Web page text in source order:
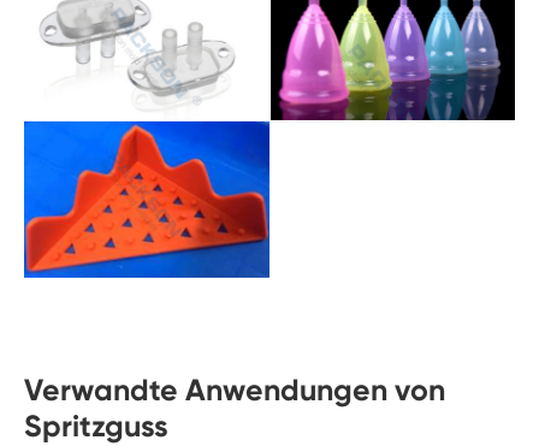
Verwandte Anwendungen von
Spritzguss